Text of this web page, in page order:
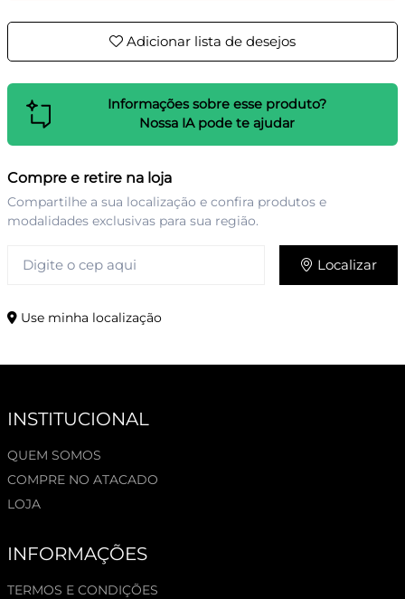
Adicionar lista de desejos
Informações sobre esse produto?
Nossa IA pode te ajudar
Compre e retire na loja
Compartilhe a sua localização e confira produtos e
modalidades exclusivas para sua região.
Localizar
Use minha localização
INSTITUCIONAL
QUEM SOMOS
COMPRE NO ATACADO
LOJA
INFORMAÇÕES
TERMOS E CONDIÇÕES